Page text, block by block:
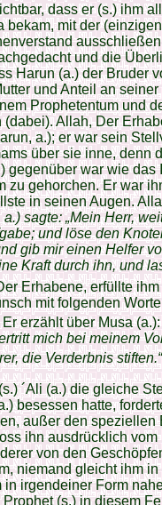
dass er (s.) ihm
bekam, mit der
und die
Harun (a.) der Bruder
und Anteil an
Prophetentum und
Allah, Der
a.); er war sein
über sie inne, denn
gegenüber war wie das
zu gehorchen. Er war
in seinen Augen.
a.) sagte: „Mein Herr,
und löse den
gib mir einen Helfer
Kraft durch ihn, und
Erhabene, erfüllte
mit folgenden
erzählt über Musa (a.):
mich bei meinem
die Verderbnis stiften.“
´Ali (a.) die gleiche
besessen hatte,
außer den speziellen
ihn ausdrücklich
von den
niemand gleicht ihm
irgendeiner Form
(s.) in diesem